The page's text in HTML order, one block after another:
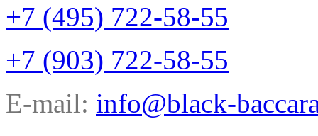
+7 (495) 722-58-55
+7 (903) 722-58-55
E-mail: info@black-